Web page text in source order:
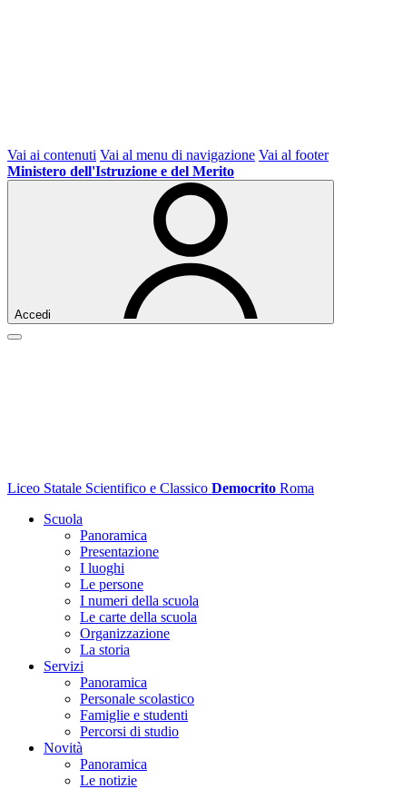
Vai ai contenuti Vai al menu di navigazione Vai al footer
Ministero dell'Istruzione e del Merito
Accedi
Liceo Statale Scientifico e Classico Democrito Roma
Scuola
Panoramica
Presentazione
I luoghi
Le persone
I numeri della scuola
Le carte della scuola
Organizzazione
La storia
Servizi
Panoramica
Personale scolastico
Famiglie e studenti
Percorsi di studio
Novità
Panoramica
Le notizie